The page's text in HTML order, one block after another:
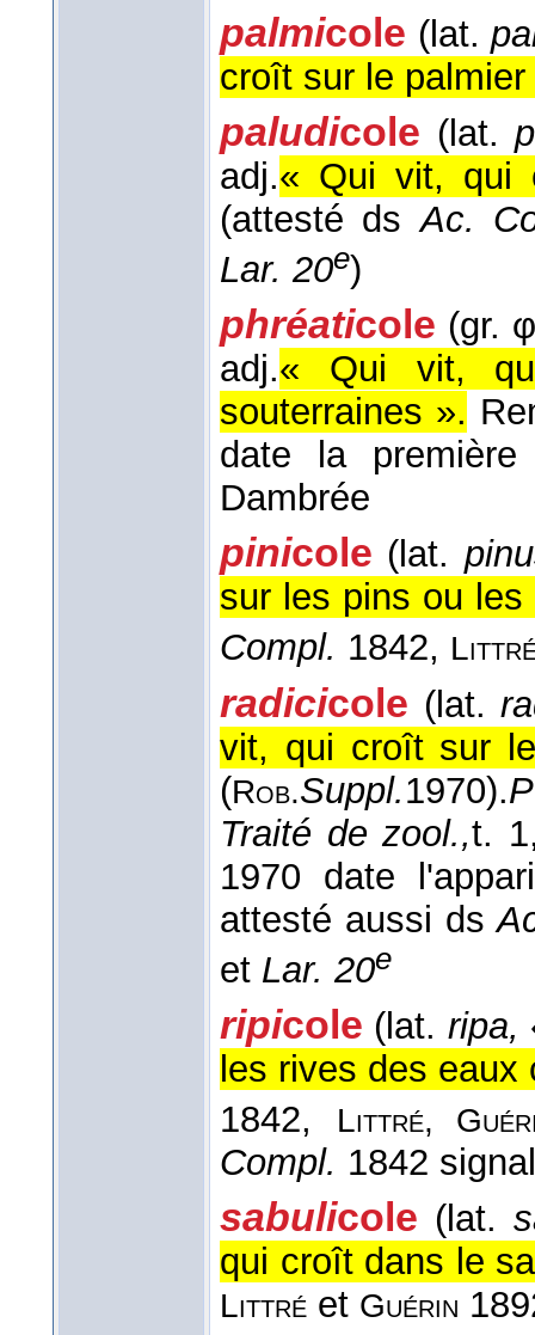
palmicole (lat.
croît sur le palmier
paludicole (lat.
adj.« Qui vit, qui
(attesté dsAc.
Lar. 20e)
phréaticole (gr.
adj.« Qui vit,
souterraines ».
date la
Dambrée
pinicole (lat.
sur les pins ou les
Compl. 1842,
radicicole (lat.
vit, qui croît sur
(Rob.Suppl.1970).
Traité de zool.,t. 1
1970 date
attesté aussi ds
et Lar. 20e
ripicole (lat. ripa,
les rives des eaux
1842,
Littré,
Compl. 1842
sabulicole (lat.
qui croît dans le
Littré et Guérin